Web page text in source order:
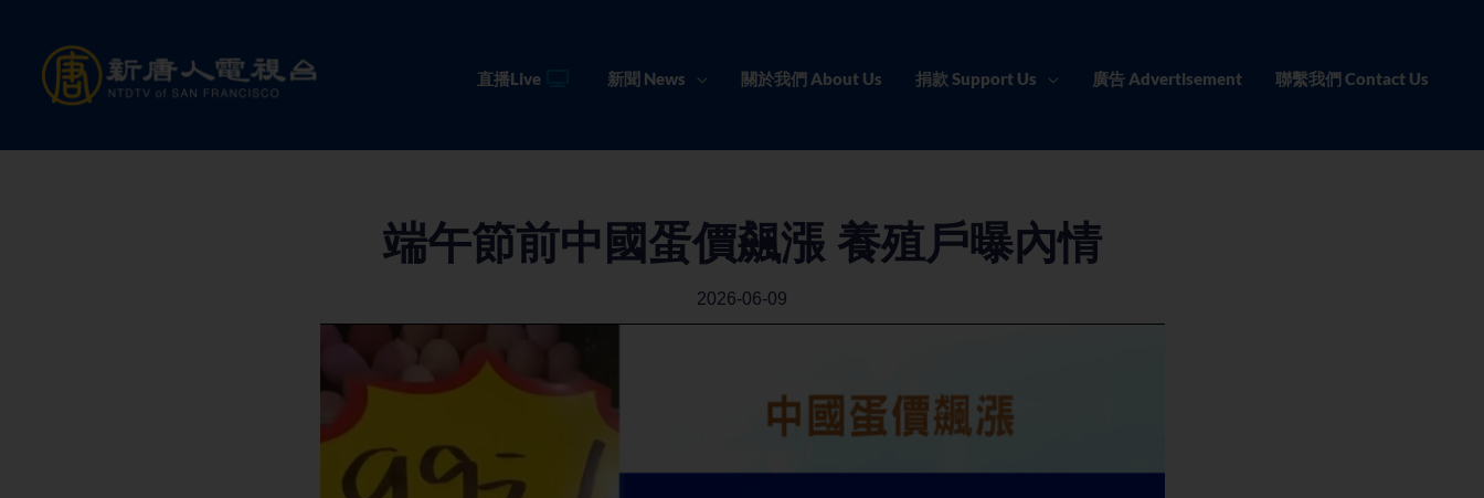
content
直播Live 新聞 News 關於我們 About Us 捐款 Support Us 廣告 Advertisement 聯繫我們 Contact Us
端午節前中國蛋價飆漲 養殖戶曝內情
2026-06-09